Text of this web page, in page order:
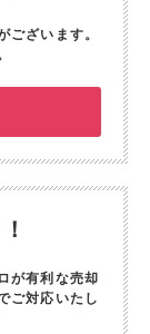
ございます。
が有利な売却
ご対応いたし